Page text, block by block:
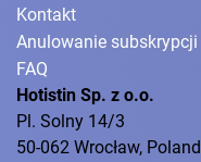
Kontakt
Anulowanie subskrypcji
FAQ
Hotistin Sp. z o.o.
Pl. Solny 14/3
50-062 Wrocław, Poland